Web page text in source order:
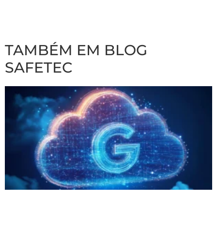
TAMBÉM EM BLOG
SAFETEC